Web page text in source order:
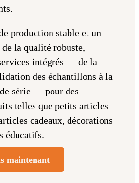
production stable et un
la qualité robuste,
intégrés — de la
des échantillons à la
série — pour des
telles que petits articles
cadeaux, décorations
éducatifs.
maintenant